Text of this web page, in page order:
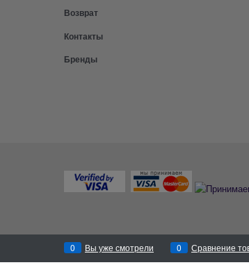
Возврат
Контакты
Бренды
0 Вы уже смотрели 0 Сравнение